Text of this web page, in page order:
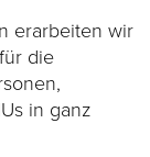
erarbeiten wir
die
in ganz